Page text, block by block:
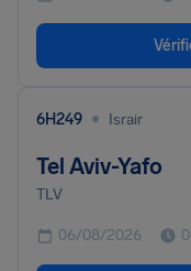
6H249 • Israir
Tel Aviv-Yafo
TLV
06/08/2026